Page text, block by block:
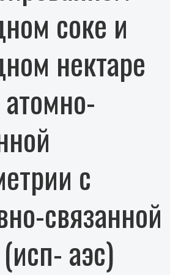
соке и
нектаре
с
связанной
аэс)